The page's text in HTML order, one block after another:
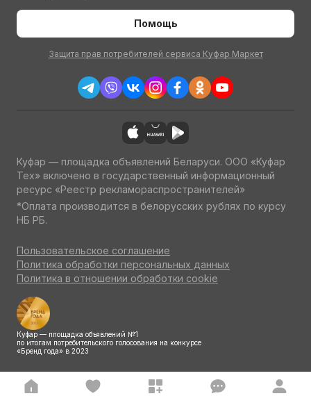
Помощь
Защита прав потребителей сервиса Куфар Маркет
Куфар — площадка объявлений Беларуси. ООО «Куфар
Тех» включено в государственный информационный
ресурс «Реестр рекламораспространителей»
*Оплата производится в белорусских рублях по курсу
НБ РБ.
Пользовательское соглашение
Политика обработки персональных данных
Политика в отношении обработки cookie
Куфар — площадка объявлений №1
по итогам потребительского голосования на конкурсе
«Бренд года» в 2023